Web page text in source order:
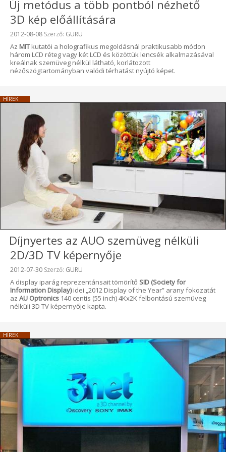
Új metódus a több pontból nézhető
3D kép előállítására
Beküldve:
2012-08-08 Szerző: GURU
Az MITkutatói a holografikus megoldásnál praktikusabb módon
három LCD réteg vagy két LCD és közöttük lencsék alkalmazásával
kreálnak szemüveg nélkül látható, korlátozott
nézőszögtartományban valódi térhatást nyújtó képet.
HÍREK
Díjnyertes az AUO szemüveg nélküli
2D/3D TV képernyője
Beküldve:
2012-07-30 Szerző: GURU
A display iparág reprezentánsait tömörítő SID (Society for
Information Display)idei „2012 Display of the Year” arany fokozatát
az AU Optronics 140 centis (55 inch) 4Kx2K felbontású szemüveg
nélküli 3D TV képernyője kapta.
HÍREK